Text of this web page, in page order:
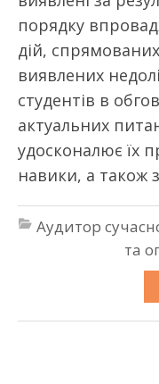
порядку
дій,
виявлених
студентів в
актуальних
удосконалює їх
навики, а також
Аудитор
та